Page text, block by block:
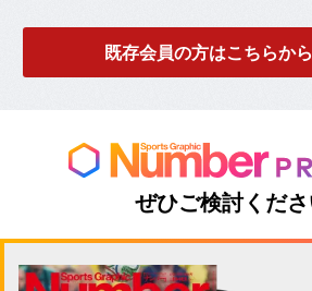
既存会員の方はこちらか
ぜひご検討くださ